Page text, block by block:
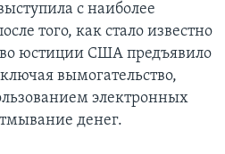
с наиболее
того, как стало известно
юстиции США предъявило
вымогательство,
электронных
денег.